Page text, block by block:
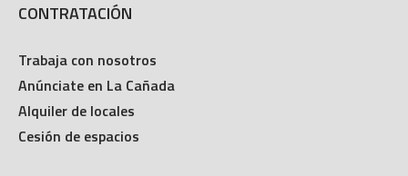
CONTRATACIÓN
Trabaja con nosotros
Anúnciate en La Cañada
Alquiler de locales
Cesión de espacios